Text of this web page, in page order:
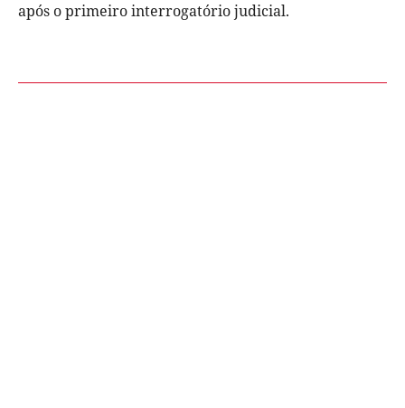
após o primeiro interrogatório judicial.